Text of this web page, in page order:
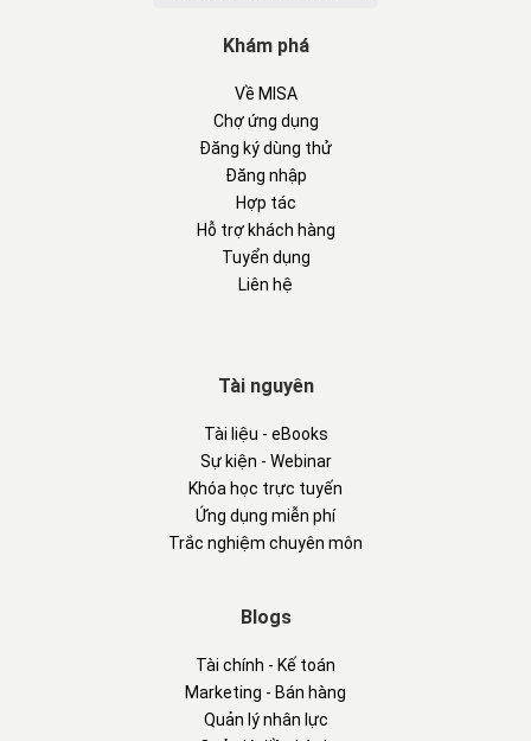
Khám phá
Về MISA
Chợ ứng dụng
Đăng ký dùng thử
Đăng nhập
Hợp tác
Hỗ trợ khách hàng
Tuyển dụng
Liên hệ
Tài nguyên
Tài liệu - eBooks
Sự kiện - Webinar
Khóa học trực tuyến
Ứng dụng miễn phí
Trắc nghiệm chuyên môn
Blogs
Tài chính - Kế toán
Marketing - Bán hàng
Quản lý nhân lực